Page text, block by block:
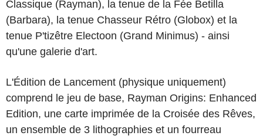
Classique (Rayman), la tenue de la Fée Betilla
(Barbara), la tenue Chasseur Rétro (Globox) et la
tenue P'tizêtre Electoon (Grand Minimus) - ainsi
qu'une galerie d'art.
L'Édition de Lancement (physique uniquement)
comprend le jeu de base, Rayman Origins: Enhanced
Edition, une carte imprimée de la Croisée des Rêves,
un ensemble de 3 lithographies et un fourreau